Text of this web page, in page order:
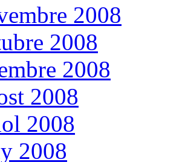
2008
2008
2008
2008
2008
2008